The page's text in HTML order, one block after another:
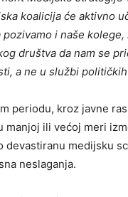
koalicija će aktivno
pozivamo i naše
društva da nam se
a ne u službi
periodu, kroz javne
manjoj ili većoj meri
devastiranu medijsku
neslaganja.